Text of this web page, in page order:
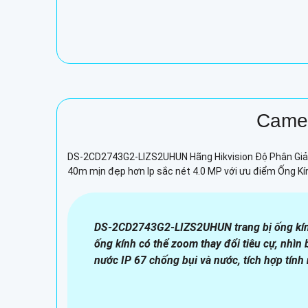
DS-2CD2743G2-LIZS2UHUN Hãng Hikvision Độ Phân
40m mịn đẹp hơn Ip sắc nét 4.0 MP với ưu điểm Ống
DS-2CD2743G2-LIZS2UHUN trang bị ống
ống kính có thể zoom thay đổi tiêu cự, nhìn
nước IP 67 chống bụi và nước, tích hợp tính